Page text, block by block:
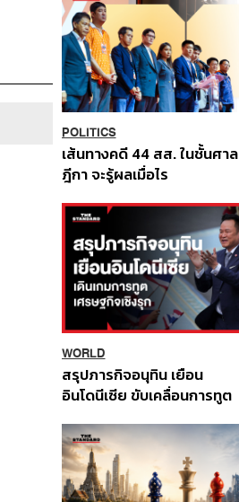
POLITICS
เส้นทางคดี 44 สส. ในชั้นศาล
ฎีกา จะรู้ผลเมื่อไร
WORLD
สรุปภารกิจอนุทิน เยือน
อินโดนีเซีย ขับเคลื่อนการทูต
ส่วนยุทธศาสตร์ไทย –
อินโดนีเซีย